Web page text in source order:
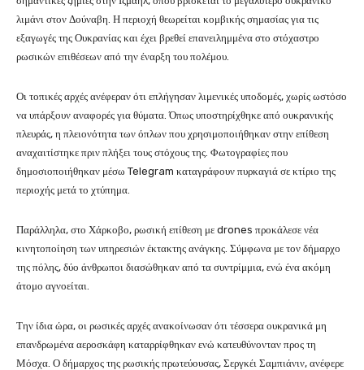
λιμάνι στον Δούναβη. Η περιοχή θεωρείται κομβικής σημασίας για τις
εξαγωγές της Ουκρανίας και έχει βρεθεί επανειλημμένα στο στόχαστρο
ρωσικών επιθέσεων από την έναρξη του πολέμου.
Οι τοπικές αρχές ανέφεραν ότι επλήγησαν λιμενικές υποδομές, χωρίς ωστόσο
να υπάρξουν αναφορές για θύματα. Όπως υποστηρίχθηκε από ουκρανικής
πλευράς, η πλειονότητα των όπλων που χρησιμοποιήθηκαν στην επίθεση
αναχαιτίστηκε πριν πλήξει τους στόχους της. Φωτογραφίες που
δημοσιοποιήθηκαν μέσω Telegram καταγράφουν πυρκαγιά σε κτίριο της
περιοχής μετά το χτύπημα.
Παράλληλα, στο Χάρκοβο, ρωσική επίθεση με drones προκάλεσε νέα
κινητοποίηση των υπηρεσιών έκτακτης ανάγκης. Σύμφωνα με τον δήμαρχο
της πόλης, δύο άνθρωποι διασώθηκαν από τα συντρίμμια, ενώ ένα ακόμη
άτομο αγνοείται.
Την ίδια ώρα, οι ρωσικές αρχές ανακοίνωσαν ότι τέσσερα ουκρανικά μη
επανδρωμένα αεροσκάφη καταρρίφθηκαν ενώ κατευθύνονταν προς τη
Μόσχα. Ο δήμαρχος της ρωσικής πρωτεύουσας, Σεργκέι Σαμπιάνιν, ανέφερε